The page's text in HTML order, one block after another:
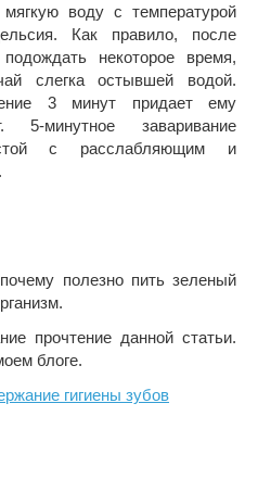
воду с температурой
Как правило, после
некоторое время,
слегка остывшей водой.
3 минут придает ему
5-минутное заваривание
с расслабляющим и
полезно пить зеленый
прочтение данной статьи.
блоге.
гигиены зубов